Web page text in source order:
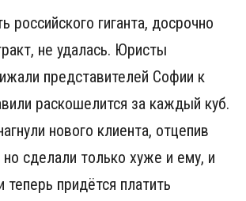
российского гиганта, досрочно
не удалась. Юристы
представителей Софии к
раскошелится за каждый куб.
нового клиента, отцепив
но сделали только хуже и ему, и
теперь придётся платить